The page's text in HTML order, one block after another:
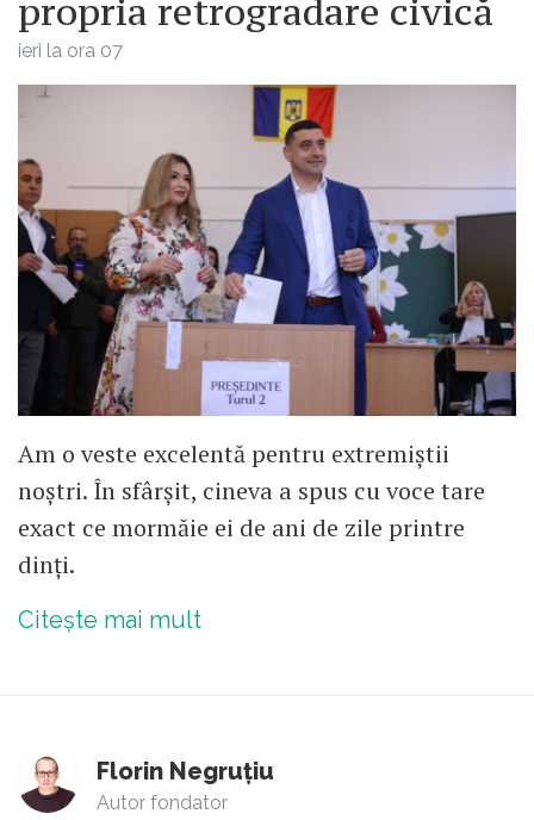
propria retrogradare civică
ieri la ora 07
Am o veste excelentă pentru extremiștii
noștri. În sfârșit, cineva a spus cu voce tare
exact ce mormăie ei de ani de zile printre
dinți.
Citește mai mult
Florin Negruțiu
Autor fondator